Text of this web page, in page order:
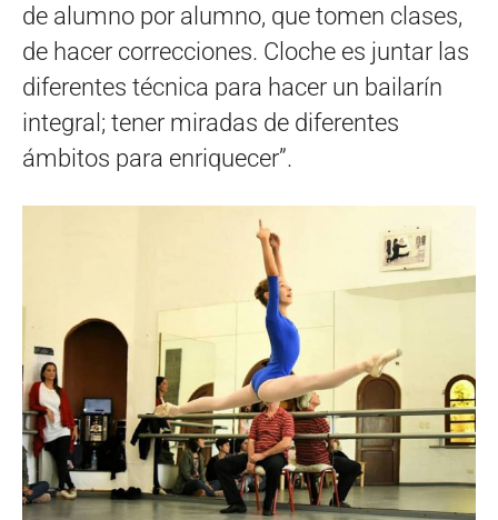
de alumno por alumno, que tomen clases,
de hacer correcciones. Cloche es juntar las
diferentes técnica para hacer un bailarín
integral; tener miradas de diferentes
ámbitos para enriquecer”.